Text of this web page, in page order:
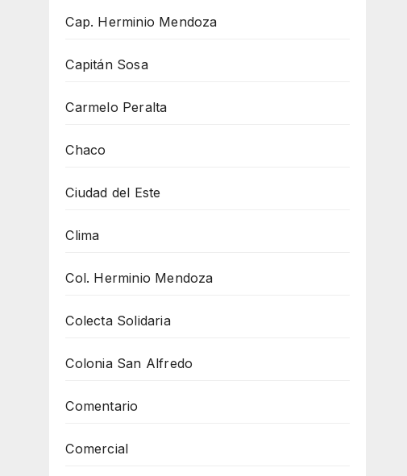
Cap. Herminio Mendoza
Capitán Sosa
Carmelo Peralta
Chaco
Ciudad del Este
Clima
Col. Herminio Mendoza
Colecta Solidaria
Colonia San Alfredo
Comentario
Comercial